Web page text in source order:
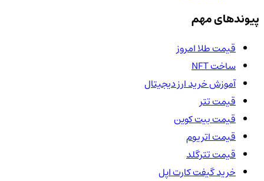
پیوندهای مهم
قیمت طلا امروز
ساخت NFT
آموزش خرید ارز دیجیتال
قیمت تتر
قیمت بیت کوین
قیمت اتریوم
قیمت تترگلد
خرید گیفت کارت اپل